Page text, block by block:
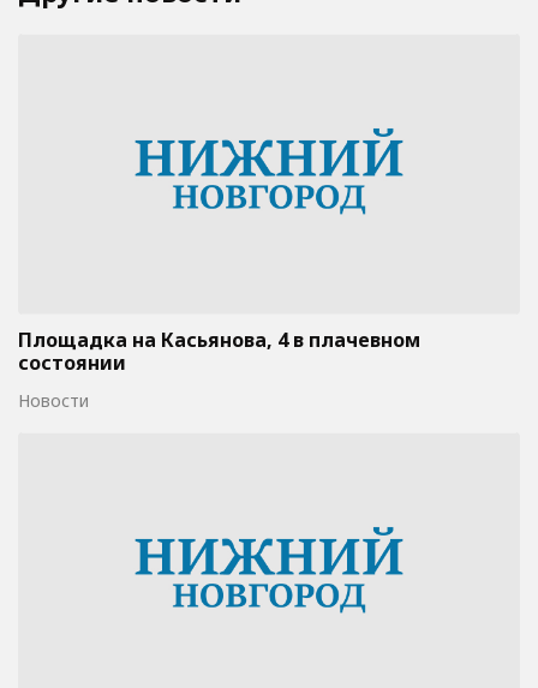
Площадка на Касьянова, 4 в плачевном
состоянии
Новости